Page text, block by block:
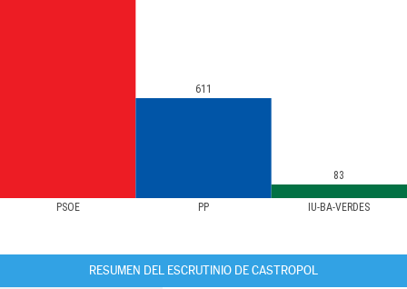
PSOE PP IU-BA-VERDES
611
83
RESUMEN DEL ESCRUTINIO DE CASTROPOL